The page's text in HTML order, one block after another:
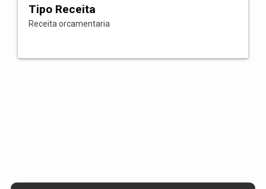
Tipo Receita
Receita orcamentaria